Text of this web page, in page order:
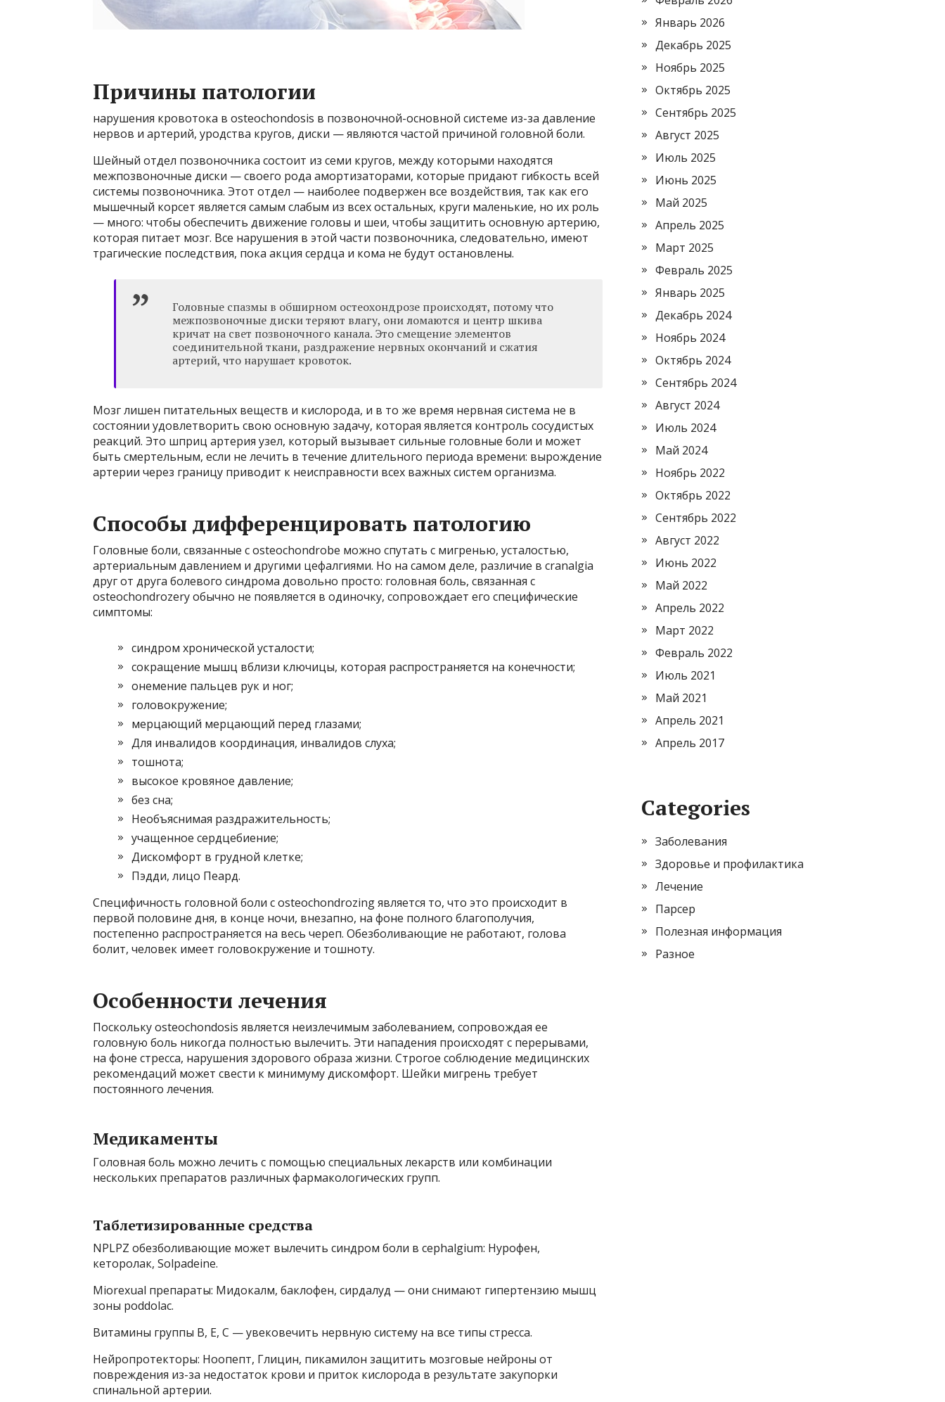
Причины патологии
нарушения кровотока в osteochondosis в позвоночной-основной системе из-за давление
нервов и артерий, уродства кругов, диски — являются частой причиной головной боли.
Шейный отдел позвоночника состоит из семи кругов, между которыми находятся
межпозвоночные диски — своего рода амортизаторами, которые придают гибкость всей
системы позвоночника. Этот отдел — наиболее подвержен все воздействия, так как его
мышечный корсет является самым слабым из всех остальных, круги маленькие, но их роль
— много: чтобы обеспечить движение головы и шеи, чтобы защитить основную артерию,
которая питает мозг. Все нарушения в этой части позвоночника, следовательно, имеют
трагические последствия, пока акция сердца и кома не будут остановлены.
Головные спазмы в обширном остеохондрозе происходят, потому что
межпозвоночные диски теряют влагу, они ломаются и центр шкива
кричат ​​на свет позвоночного канала. Это смещение элементов
соединительной ткани, раздражение нервных окончаний и сжатия
артерий, что нарушает кровоток.
Мозг лишен питательных веществ и кислорода, и в то же время нервная система не в
состоянии удовлетворить свою основную задачу, которая является контроль сосудистых
реакций. Это шприц артерия узел, который вызывает сильные головные боли и может
быть смертельным, если не лечить в течение длительного периода времени: вырождение
артерии через границу приводит к неисправности всех важных систем организма.
Способы дифференцировать патологию
Головные боли, связанные с osteochondrobe можно спутать с мигренью, усталостью,
артериальным давлением и другими цефалгиями. Но на самом деле, различие в cranalgia
друг от друга болевого синдрома довольно просто: головная боль, связанная с
osteochondrozery обычно не появляется в одиночку, сопровождает его специфические
симптомы:
синдром хронической усталости;
сокращение мышц вблизи ключицы, которая распространяется на конечности;
онемение пальцев рук и ног;
головокружение;
мерцающий мерцающий перед глазами;
Для инвалидов координация, инвалидов слуха;
тошнота;
высокое кровяное давление;
без сна;
Необъяснимая раздражительность;
учащенное сердцебиение;
Дискомфорт в грудной клетке;
Пэдди, лицо Пеард.
Специфичность головной боли с osteochondrozing является то, что это происходит в
первой половине дня, в конце ночи, внезапно, на фоне полного благополучия,
постепенно распространяется на весь череп. Обезболивающие не работают, голова
болит, человек имеет головокружение и тошноту.
Особенности лечения
Поскольку osteochondosis является неизлечимым заболеванием, сопровождая ее
головную боль никогда полностью вылечить. Эти нападения происходят с перерывами,
на фоне стресса, нарушения здорового образа жизни. Строгое соблюдение медицинских
рекомендаций может свести к минимуму дискомфорт. Шейки мигрень требует
постоянного лечения.
Медикаменты
Головная боль можно лечить с помощью специальных лекарств или комбинации
нескольких препаратов различных фармакологических групп.
Таблетизированные средства
NPLPZ обезболивающие может вылечить синдром боли в cephalgium: Нурофен,
кеторолак, Solpadeine.
Miorexual препараты: Мидокалм, баклофен, сирдалуд — они снимают гипертензию мышц
зоны poddolac.
Витамины группы В, Е, С — увековечить нервную систему на все типы стресса.
Нейропротекторы: Ноопепт, Глицин, пикамилон защитить мозговые нейроны от
повреждения из-за недостаток крови и приток кислорода в результате закупорки
спинальной артерии.
Январь 2026
Декабрь 2025
Ноябрь 2025
Октябрь 2025
Сентябрь 2025
Август 2025
Июль 2025
Июнь 2025
Май 2025
Апрель 2025
Март 2025
Февраль 2025
Январь 2025
Декабрь 2024
Ноябрь 2024
Октябрь 2024
Сентябрь 2024
Август 2024
Июль 2024
Май 2024
Ноябрь 2022
Октябрь 2022
Сентябрь 2022
Август 2022
Июнь 2022
Май 2022
Апрель 2022
Март 2022
Февраль 2022
Июль 2021
Май 2021
Апрель 2021
Апрель 2017
Categories
Заболевания
Здоровье и профилактика
Лечение
Парсер
Полезная информация
Разное